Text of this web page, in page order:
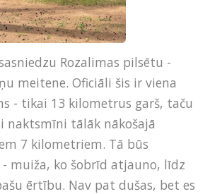
Rozalimas pilsētu -
meitene. Oficiāli šis ir viena
- tikai 13 kilometrus garš, taču
naktsmīni tālāk nākošajā
7 kilometriem. Tā būs
muiža, ko šobrīd atjauno, līdz
ērtību. Nav pat dušas, bet es